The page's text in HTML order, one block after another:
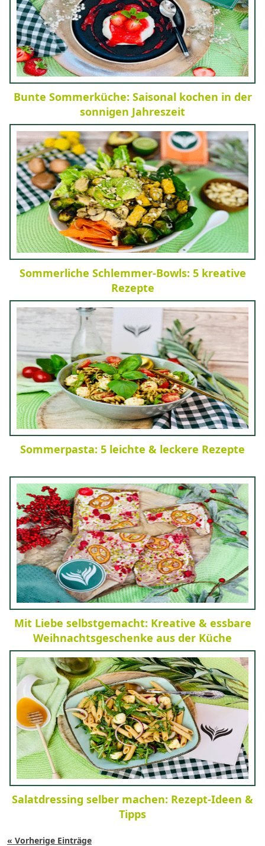
Bunte Sommerküche: Saisonal kochen in der
sonnigen Jahreszeit
Sommerliche Schlemmer-Bowls: 5 kreative
Rezepte
Sommerpasta: 5 leichte & leckere Rezepte
Mit Liebe selbstgemacht: Kreative & essbare
Weihnachtsgeschenke aus der Küche
Salatdressing selber machen: Rezept-Ideen &
Tipps
« Vorherige Einträge